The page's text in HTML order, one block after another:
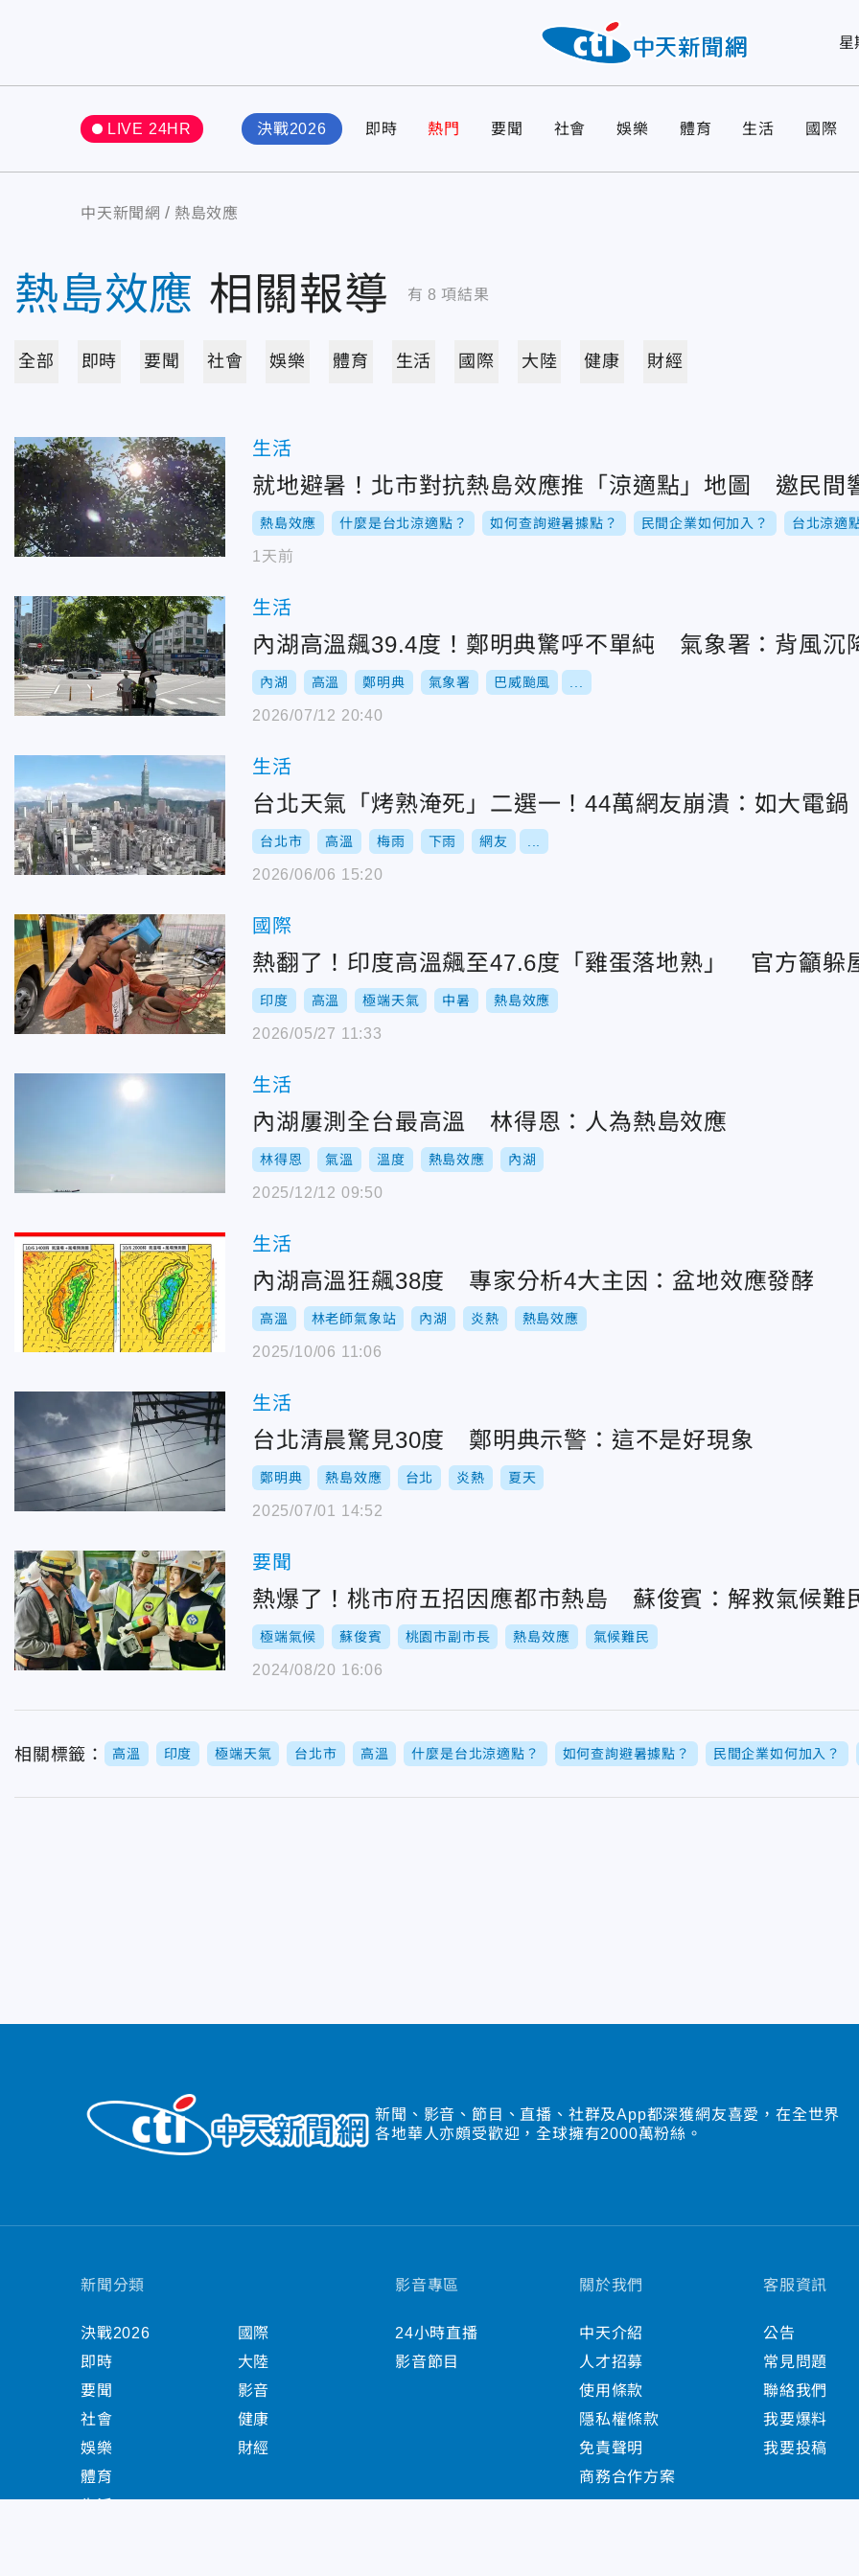
星
LIVE 24HR 決戰2026 即時 熱門 要聞 社會 娛樂 體育 生活 國際
中天新聞網 熱島效應
熱島效應 相關報導 有 8 項結果
全部 即時 要聞 社會 娛樂 體育 生活 國際 大陸 健康 財經
生活
就地避暑！北市對抗熱島效應推「涼適點」地圖 邀民間
熱島效應 什麼是台北涼適點？ 如何查詢避暑據點？ 民間企業如何加入？ 台北涼適
1天前
生活
內湖高溫飆39.4度！鄭明典驚呼不單純 氣象署：背風沉
內湖 高溫 鄭明典 氣象署 巴威颱風
2026/07/12 20:40
生活
台北天氣「烤熟淹死」二選一！44萬網友崩潰：如大電鍋
台北市 高溫 梅雨 下雨 網友
2026/06/06 15:20
國際
熱翻了！印度高溫飆至47.6度「雞蛋落地熟」 官方籲躲
印度 高溫 極端天氣 中暑 熱島效應
2026/05/27 11:33
生活
內湖屢測全台最高溫 林得恩：人為熱島效應
林得恩 氣溫 溫度 熱島效應 內湖
2025/12/12 09:50
生活
內湖高溫狂飆38度 專家分析4大主因：盆地效應發酵
高溫 林老師氣象站 內湖 炎熱 熱島效應
2025/10/06 11:06
生活
台北清晨驚見30度 鄭明典示警：這不是好現象
鄭明典 熱島效應 台北 炎熱 夏天
2025/07/01 14:52
要聞
熱爆了！桃市府五招因應都市熱島 蘇俊賓：解救氣候難
極端氣候 蘇俊賓 桃園市副市長 熱島效應 氣候難民
2024/08/20 16:06
相關標籤： 高溫 印度 極端天氣 台北市 高溫 什麼是台北涼適點？ 如何查詢避暑據點？ 民間企業如何加入？
新聞、影音、節目、直播、社群及App都深獲網友喜愛，在全世界
各地華人亦頗受歡迎，全球擁有2000萬粉絲。
新聞分類
決戰2026
即時
要聞
社會
娛樂
體育
國際
大陸
影音
健康
財經
影音專區
24小時直播
影音節目
關於我們
中天介紹
人才招募
使用條款
隱私權條款
免責聲明
商務合作方案
客服資訊
公告
常見問題
聯絡我們
我要爆料
我要投稿